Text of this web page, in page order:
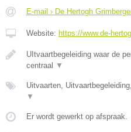
E-mail › De Hertogh
Website: https://www.de-
UItvaartbegeleiding waar de
centraal
▼
Uitvaarten,
▼
Er wordt gewerkt op afspraak.